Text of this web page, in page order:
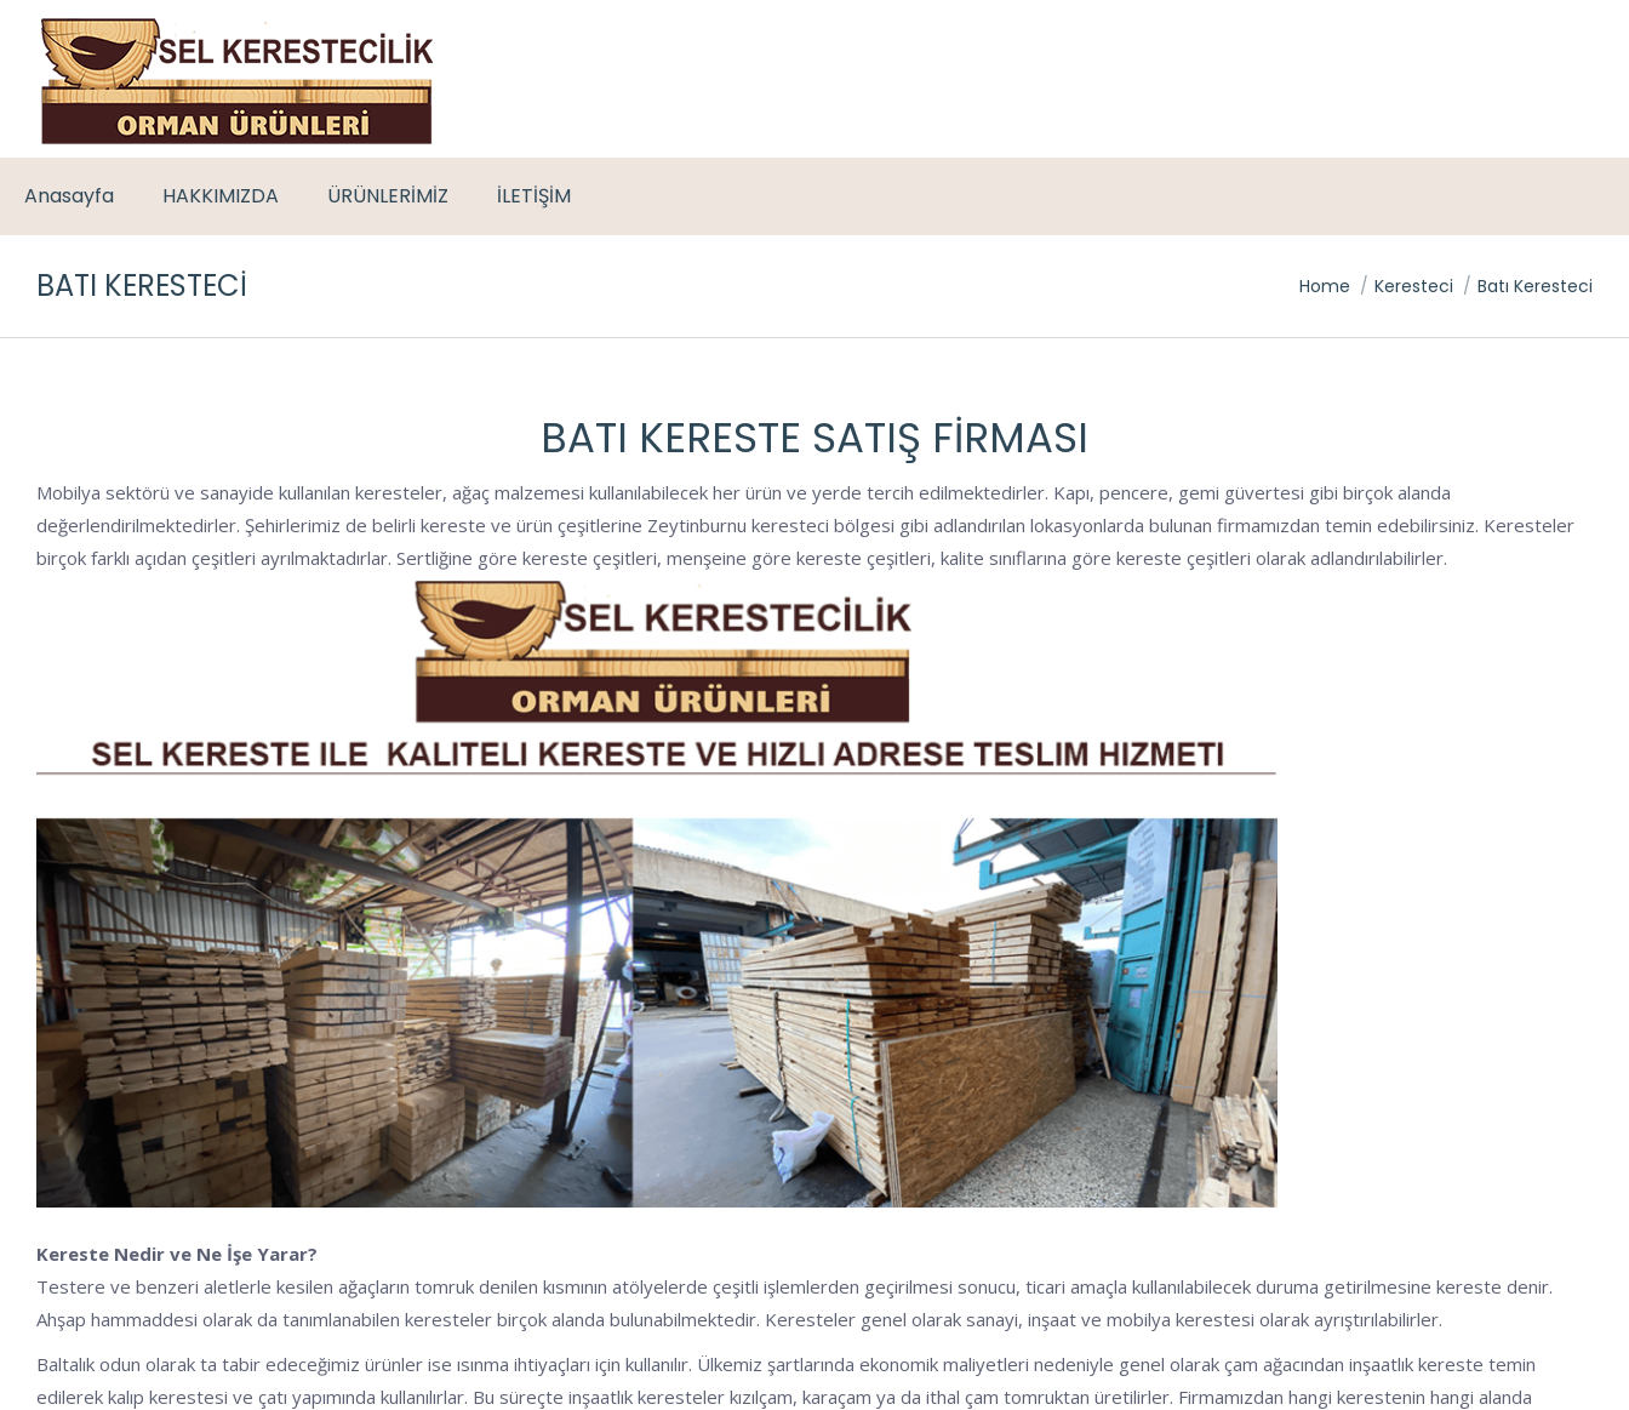
Anasayfa HAKKIMIZDA ÜRÜNLERİMİZ İLETİŞİM
BATI KERESTECI You are here:
Home Keresteci Batı Keresteci
BATI KERESTE SATIŞ FIRMASI
Mobilya sektörü ve sanayide kullanılan keresteler, ağaç malzemesi kullanılabilecek her ürün ve yerde tercih edilmektedirler. Kapı, pencere, gemi güvertesi gibi birçok alanda
değerlendirilmektedirler. Şehirlerimiz de belirli kereste ve ürün çeşitlerine Zeytinburnu keresteci bölgesi gibi adlandırılan lokasyonlarda bulunan firmamızdan temin edebilirsiniz. Keresteler
birçok farklı açıdan çeşitleri ayrılmaktadırlar. Sertliğine göre kereste çeşitleri, menşeine göre kereste çeşitleri, kalite sınıflarına göre kereste çeşitleri olarak adlandırılabilirler.
Kereste Nedir ve Ne İşe Yarar?
Testere ve benzeri aletlerle kesilen ağaçların tomruk denilen kısmının atölyelerde çeşitli işlemlerden geçirilmesi sonucu, ticari amaçla kullanılabilecek duruma getirilmesine kereste denir.
Ahşap hammaddesi olarak da tanımlanabilen keresteler birçok alanda bulunabilmektedir. Keresteler genel olarak sanayi, inşaat ve mobilya kerestesi olarak ayrıştırılabilirler.
Baltalık odun olarak ta tabir edeceğimiz ürünler ise ısınma ihtiyaçları için kullanılır. Ülkemiz şartlarında ekonomik maliyetleri nedeniyle genel olarak çam ağacından inşaatlık kereste temin
edilerek kalıp kerestesi ve çatı yapımında kullanılırlar. Bu süreçte inşaatlık keresteler kızılçam, karaçam ya da ithal çam tomruktan üretilirler. Firmamızdan hangi kerestenin hangi alanda